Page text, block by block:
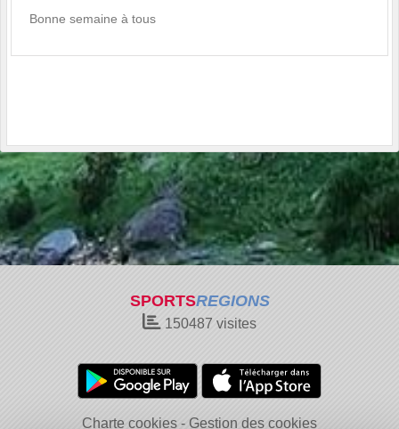
Bonne semaine à tous
SPORTSREGIONS
150487 visites
Charte cookies Gestion des cookies